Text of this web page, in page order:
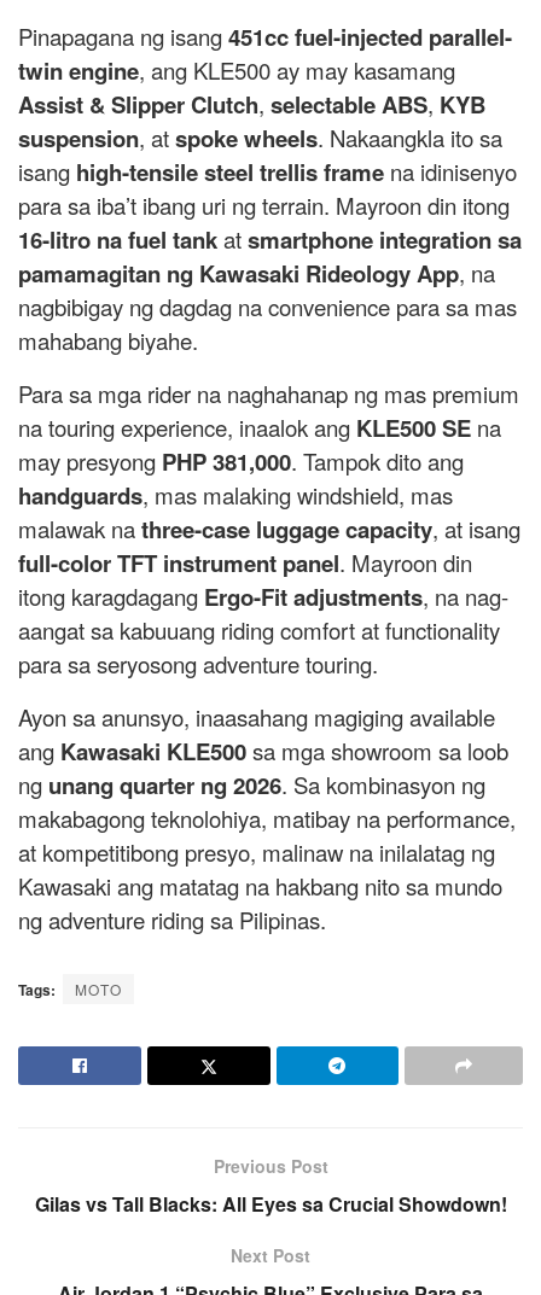
Pinapagana ng isang451cc fuel-injected parallel-
twin engine, ang KLE500 ay may kasamang
Assist & Slipper Clutch, selectable ABS, KYB
suspension, atspoke wheels. Nakaangkla ito sa
isang high-tensile steel trellis frame na idinisenyo
para sa iba’t ibang uri ng terrain. Mayroon din itong
16-litro na fuel tankatsmartphone integration sa
pamamagitan ng Kawasaki Rideology App, na
nagbibigay ng dagdag na convenience para sa mas
mahabang biyahe.
Para sa mga rider na naghahanap ng mas premium
na touring experience, inaalok ang KLE500 SE na
may presyong PHP 381,000. Tampok dito ang
handguards, mas malaking windshield, mas
malawak nathree-case luggage capacity, at isang
full-color TFT instrument panel. Mayroon din
itong karagdagang Ergo-Fit adjustments, na nag-
aangat sa kabuuang riding comfort at functionality
para sa seryosong adventure touring.
Ayon sa anunsyo, inaasahang magiging available
ang Kawasaki KLE500sa mga showroom sa loob
ng unang quarter ng 2026. Sa kombinasyon ng
makabagong teknolohiya, matibay na performance,
at kompetitibong presyo, malinaw na inilalatag ng
Kawasaki ang matatag na hakbang nito sa mundo
ng adventure riding sa Pilipinas.
Tags: MOTO
Previous Post
Gilas vs Tall Blacks: All Eyes sa Crucial Showdown!
Next Post